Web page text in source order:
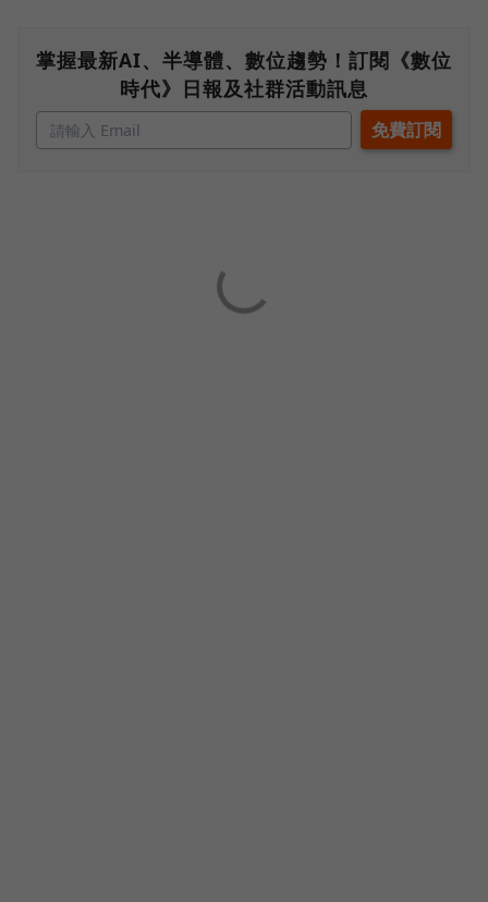
掌握最新AI、半導體、數位趨勢！訂閱《數位
時代》日報及社群活動訊息